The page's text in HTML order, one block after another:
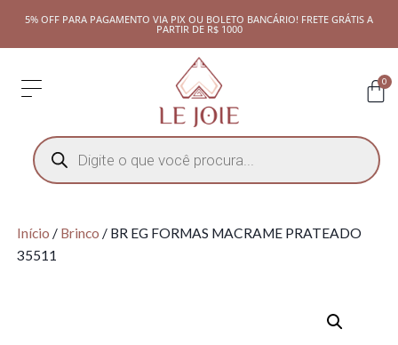
5% OFF PARA PAGAMENTO VIA PIX OU BOLETO BANCÁRIO! FRETE GRÁTIS A
PARTIR DE R$ 1000
0
Início / Brinco / BR EG FORMAS MACRAME PRATEADO
35511